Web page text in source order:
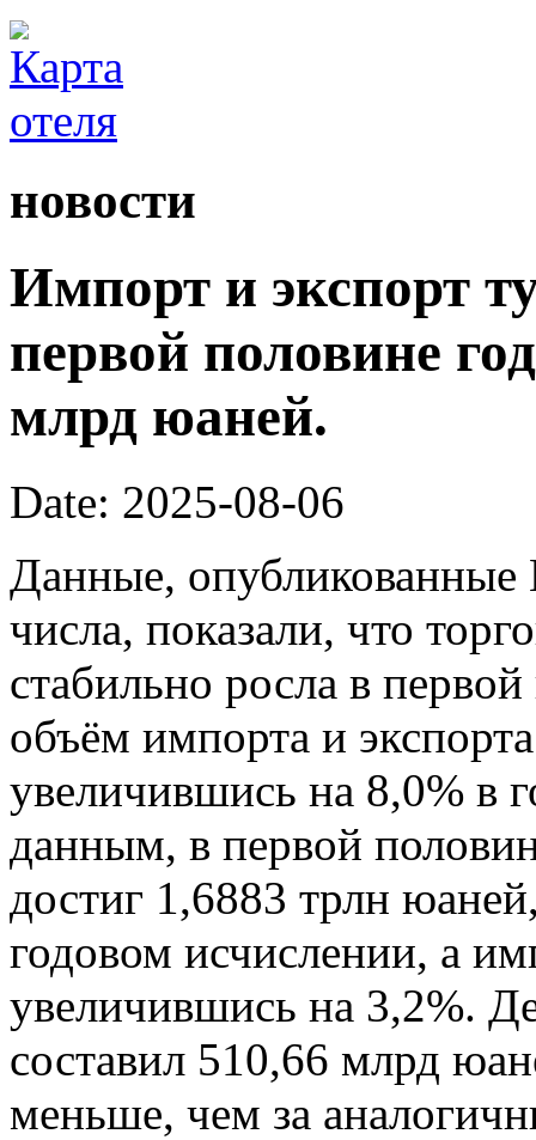
новости
Импорт и экспорт
первой половине
млрд юаней.
Date: 2025-08-06
Данные,
числа, показали, что
стабильно росла в
объём импорта и
увеличившись на 8,0% в
данным, в первой
достиг 1,6883 трлн
годовом исчислении, а
увеличившись на 3,2%.
составил 510,66 млрд
меньше, чем за